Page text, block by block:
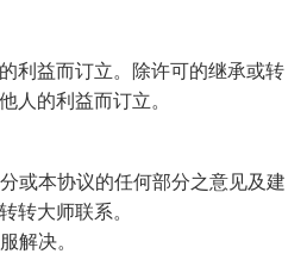
利益而订立。除许可的继承或转
人的利益而订立。
或本协议的任何部分之意见及建
转大师联系。
解决。